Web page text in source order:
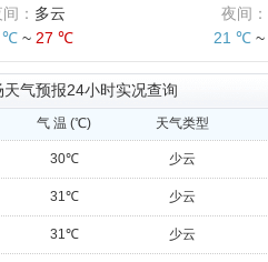
： 多云
℃ ~ 27 ℃
夜间：
21 ℃ ~
气预报24小时实况查询
气 温 (℃) 天气类型
30℃ 少云
31℃ 少云
31℃ 少云